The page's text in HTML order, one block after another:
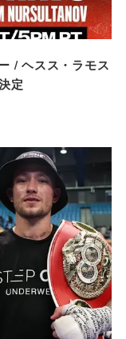
/ ヘスス・ラモス
定